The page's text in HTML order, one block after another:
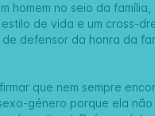
homem no seio da
de vida e um cross-
defensor da honra da
que nem sempre
género porque ela